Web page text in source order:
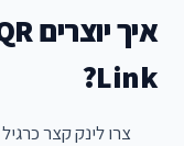
Link?
צרו לינק קצר